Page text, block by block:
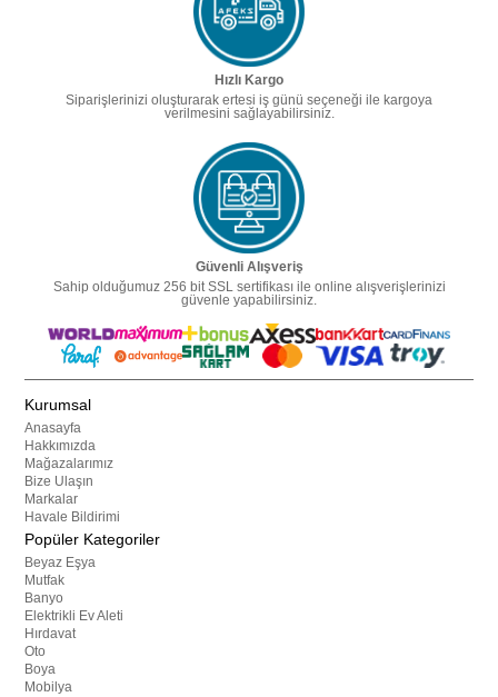
Hızlı Kargo
Siparişlerinizi oluşturarak ertesi iş günü seçeneği ile kargoya
verilmesini sağlayabilirsiniz.
Güvenli Alışveriş
Sahip olduğumuz 256 bit SSL sertifikası ile online alışverişlerinizi
güvenle yapabilirsiniz.
Kurumsal
Anasayfa
Hakkımızda
Mağazalarımız
Bize Ulaşın
Markalar
Havale Bildirimi
Popüler Kategoriler
Beyaz Eşya
Mutfak
Banyo
Elektrikli Ev Aleti
Hırdavat
Oto
Boya
Mobilya